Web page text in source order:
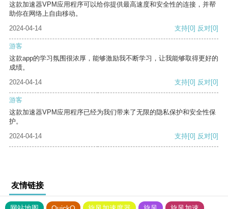
这款加速器VPM应用程序可以给你提供最高速度和安全性的连接，并帮
助你在网络上自由移动。
2024-04-14
支持[0] 反对[0]
游客
这款app的学习氛围很浓厚，能够激励我不断学习，让我能够取得更好的
成绩。
2024-04-14
支持[0] 反对[0]
游客
这款加速器VPM应用程序已经为我们带来了无限的隐私保护和安全性保
护。
2024-04-14
支持[0] 反对[0]
友情链接